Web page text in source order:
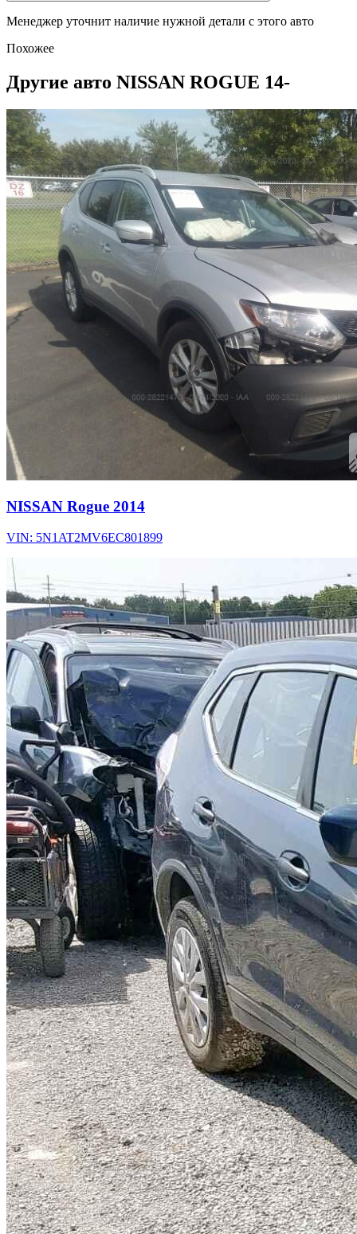
Менеджер уточнит наличие нужной детали с этого авто
Похожее
Другие авто NISSAN ROGUE 14-
NISSAN Rogue 2014
VIN: 5N1AT2MV6EC801899